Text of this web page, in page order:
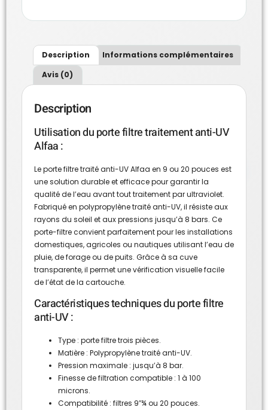
Description
Informations complémentaires
Avis (0)
Description
Utilisation du porte filtre traitement anti-UV
Alfaa :
Le porte filtre traité anti-UV Alfaa en 9 ou 20 pouces est
une solution durable et efficace pour garantir la
qualité de l’eau avant tout traitement par ultraviolet.
Fabriqué en polypropylène traité anti-UV, il résiste aux
rayons du soleil et aux pressions jusqu’à 8 bars. Ce
porte-filtre convient parfaitement pour les installations
domestiques, agricoles ou nautiques utilisant l’eau de
pluie, de forage ou de puits. Grâce à sa cuve
transparente, il permet une vérification visuelle facile
de l’état de la cartouche.
Caractéristiques techniques du porte filtre
anti-UV :
Type : porte filtre trois pièces.
Matière : Polypropylène traité anti-UV.
Pression maximale : jusqu’à 8 bar.
Finesse de filtration compatible : 1 à 100
microns.
Compatibilité : filtres 9″¾ ou 20 pouces.